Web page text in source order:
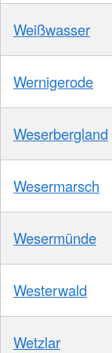
Weißwasser
Wernigerode
Weserbergland
Wesermarsch
Wesermünde
Westerwald
Wetzlar